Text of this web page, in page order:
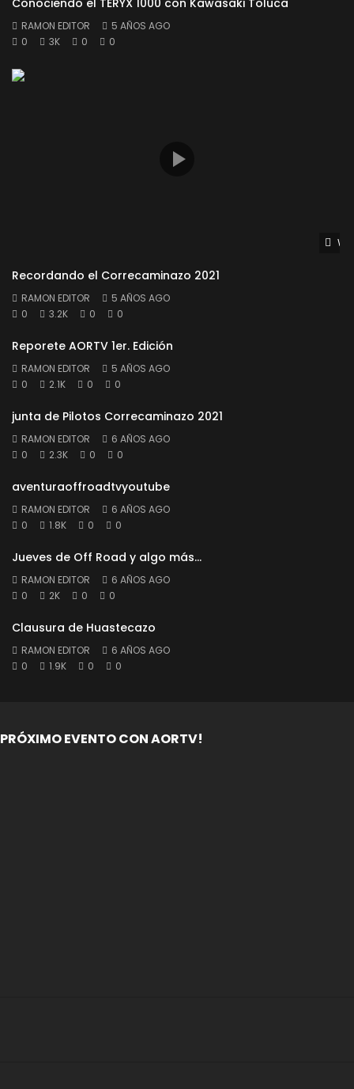
RAMON EDITOR
5 AÑOS AGO
0
3K 0 0
Recordando el Correcaminazo 2021
RAMON EDITOR
5 AÑOS AGO
0
3.2K 0 0
Reporete AORTV 1er. Edición
RAMON EDITOR
5 AÑOS AGO
0
2.1K 0 0
junta de Pilotos Correcaminazo 2021
RAMON EDITOR
6 AÑOS AGO
0
2.3K 0 0
aventuraoffroadtvyoutube
RAMON EDITOR
6 AÑOS AGO
0
1.8K 0 0
Jueves de Off Road y algo más…
RAMON EDITOR
6 AÑOS AGO
0
2K 0 0
Clausura de Huastecazo
RAMON EDITOR
6 AÑOS AGO
0
1.9K 0 0
PRÓXIMO EVENTO CON AORTV!